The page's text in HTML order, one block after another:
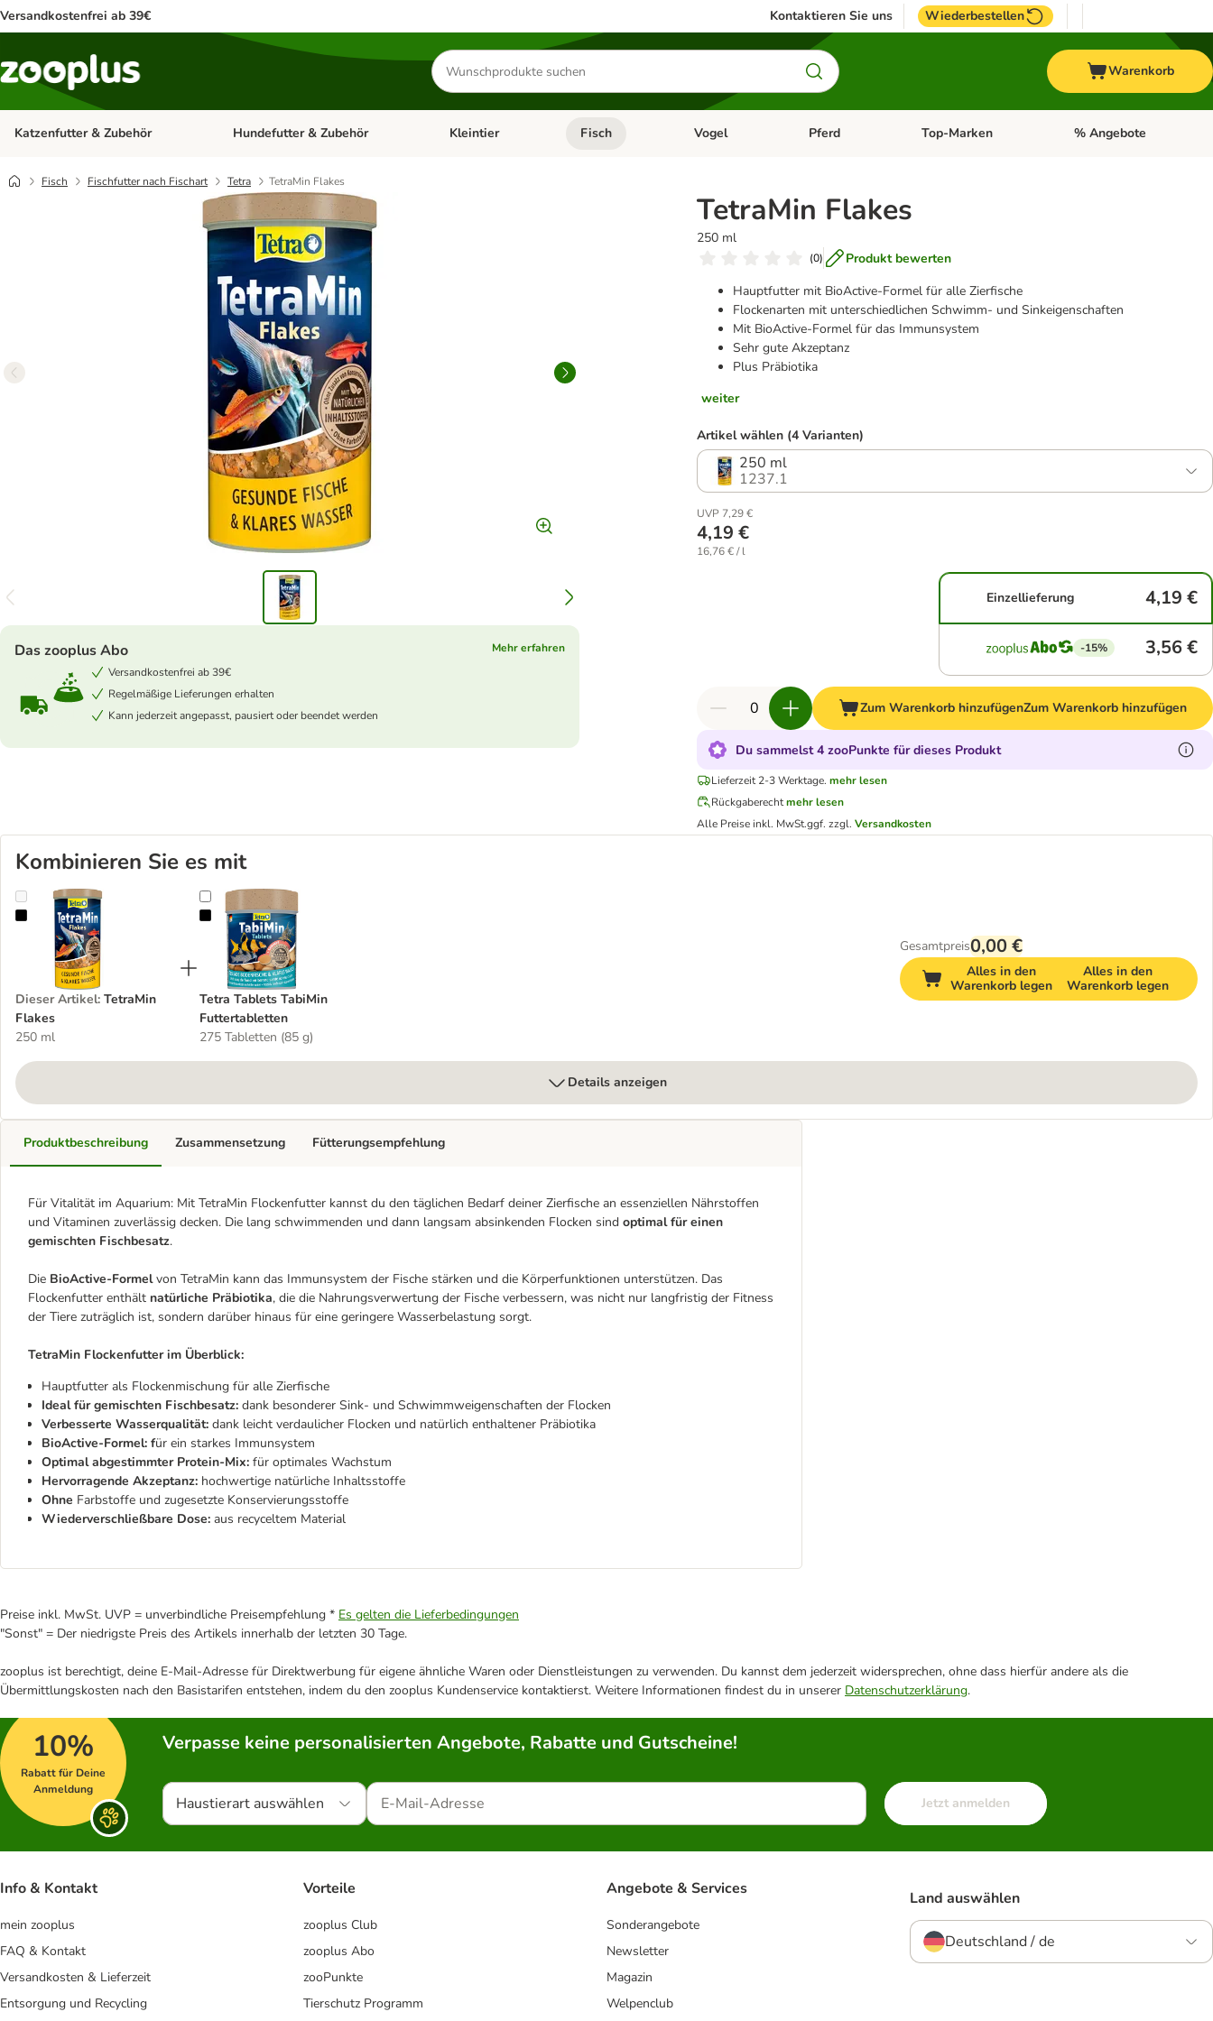
Versandkostenfrei ab 39€ Kontaktieren Sie uns Wiederbestellen
Produkte
suchen
Warenkorb
Katzenfutter & Zubehör Kategorie-Menü öffnen: Katzenfutter & Zubehör
Hundefutter & Zubehör Kategorie-Menü öffnen: Hundefutter & Zubehör
Kleintier Kategorie-Menü öffnen: Kleintier
Fisch Kategorie-Menü öffnen: Fisch
Vogel Kategorie-Menü öffnen: Vogel
Pferd Kategorie-Menü öffnen: Pferd
Top-Marken Kategorie-Menü öffnen:
% Angebote
Fisch Fischfutter nach Fischart Tetra TetraMin Flakes
TetraMin Flakes
250 ml
(0)
Produkt bewerten
Hauptfutter mit BioActive-Formel für alle Zierfische
Flockenarten mit unterschiedlichen Schwimm- und Sinkeigenschaften
Mit BioActive-Formel für das Immunsystem
Sehr gute Akzeptanz
Plus Präbiotika
weiter
Das zooplus Abo
Mehr erfahren
Versandkostenfrei ab 39€
Regelmäßige Lieferungen erhalten
Kann jederzeit angepasst, pausiert oder beendet werden
Artikel wählen (4 Varianten)
250 ml
1237.1
UVP 7,29 €
4,19 €
16,76 € / l
Einzellieferung 4,19 €
-15% 3,56 €
Zum Warenkorb hinzufügenZum Warenkorb hinzufügen
Du sammelst 4 zooPunkte für dieses Produkt
Lieferzeit 2-3 Werktage. mehr lesen
Rückgaberechtmehr lesen
Alle Preise inkl. MwSt.ggf. zzgl.Versandkosten
Kombinieren Sie es mit
TetraMin Flakes
Dieser Artikel: TetraMin
Flakes
250 ml
Tetra Tablets TabiMin Futtertabletten
Tetra Tablets TabiMin
Futtertabletten
275 Tabletten (85 g)
Gesamtpreis0,00 €
Alles in den
Warenkorb legen
Alles in den
Warenkorb legen
Details anzeigen
Produktbeschreibung
Für Vitalität im Aquarium: Mit TetraMin Flockenfutter kannst du den täglichen Bedarf deiner Zierfische an essenziellen Nährstoffen
und Vitaminen zuverlässig decken. Die lang schwimmenden und dann langsam absinkenden Flocken sind optimal für einen
gemischten Fischbesatz.
Die BioActive-Formelvon TetraMin kann das Immunsystem der Fische stärken und die Körperfunktionen unterstützen. Das
Flockenfutter enthält natürliche Präbiotika, die die Nahrungsverwertung der Fische verbessern, was nicht nur langfristig der Fitness
der Tiere zuträglich ist, sondern darüber hinaus für eine geringere Wasserbelastung sorgt.
TetraMin Flockenfutter im Überblick:
Hauptfutter als Flockenmischung für alle Zierfische
Ideal für gemischten Fischbesatz: dank besonderer Sink- und Schwimmweigenschaften der Flocken
Verbesserte Wasserqualität: dank leicht verdaulicher Flocken und natürlich enthaltener Präbiotika
BioActive-Formel: für ein starkes Immunsystem
Optimal abgestimmter Protein-Mix: für optimales Wachstum
Hervorragende Akzeptanz: hochwertige natürliche Inhaltsstoffe
Ohne Farbstoffe und zugesetzte Konservierungsstoffe
Wiederverschließbare Dose: aus recyceltem Material
Zusammensetzung Fütterungsempfehlung
Preise inkl. MwSt. UVP = unverbindliche Preisempfehlung * Es gelten die Lieferbedingungen
"Sonst" = Der niedrigste Preis des Artikels innerhalb der letzten 30 Tage.
zooplus ist berechtigt, deine E-Mail-Adresse für Direktwerbung für eigene ähnliche Waren oder Dienstleistungen zu verwenden. Du kannst dem jederzeit widersprechen, ohne dass hierfür andere als die
Übermittlungskosten nach den Basistarifen entstehen, indem du den zooplus Kundenservice kontaktierst. Weitere Informationen findest du in unserer Datenschutzerklärung.
10%
Rabatt für Deine
Anmeldung
Verpasse keine personalisierten Angebote, Rabatte und Gutscheine!
Haustierart auswählen Jetzt anmelden
Info & Kontakt
mein zooplus
FAQ & Kontakt
Versandkosten & Lieferzeit
Entsorgung und Recycling
Vorteile
zooplus Club
zooplus Abo
zooPunkte
Tierschutz Programm
Angebote & Services
Sonderangebote
Newsletter
Magazin
Welpenclub
Land auswählen
Deutschland / de